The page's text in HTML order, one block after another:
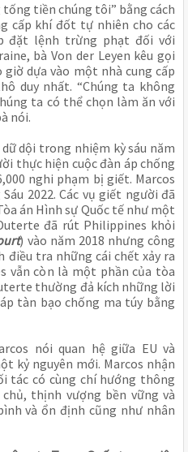
tống tiền chúng tôi” bằng cách
cấp khí đốt tự nhiên cho các
đặt lệnh trừng phạt đối với
bà Von der Leyen kêu gọi
giờ dựa vào một nhà cung cấp
duy nhất. “Chúng ta không
ta có thể chọn làm ăn với
nói.
dội trong nhiệm kỳ sáu năm
thực hiện cuộc đàn áp chống
nghi phạm bị giết. Marcos
2022. Các vụ giết người đã
án Hình sự Quốc tế như một
đã rút Philippines khỏi
) vào năm 2018 nhưng công
điều tra những cái chết xảy ra
vẫn còn là một phần của tòa
thường đả kích những lời
tàn bạo chống ma túy bằng
nói quan hệ giữa EU và
kỷ nguyên mới. Marcos nhận
tác có cùng chí hướng thông
thịnh vượng bền vững và
và ổn định cũng như nhân